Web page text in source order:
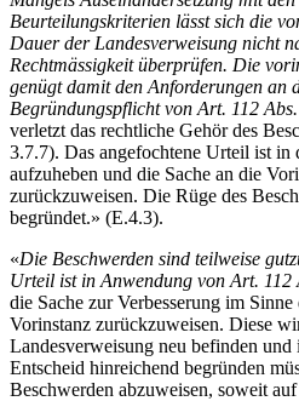
Beurteilungskriterien lässt sich die
Dauer der Landesverweisung nicht
Rechtmässigkeit überprüfen. Die
genügt damit den Anforderungen an
Begründungspflicht von Art. 112
verletzt das rechtliche Gehör des
3.7.7). Das angefochtene Urteil ist in
aufzuheben und die Sache an die
zurückzuweisen. Die Rüge des
begründet.» (E.4.3).
«Die Beschwerden sind teilweise
Urteil ist in Anwendung von Art. 112
die Sache zur Verbesserung im
Vorinstanz zurückzuweisen. Diese
Landesverweisung neu befinden und
Entscheid hinreichend begründen
Beschwerden abzuweisen, soweit